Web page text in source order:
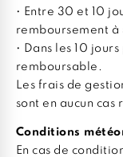
• Entre 30 et 10
remboursement à
• Dans les 10
remboursable.
Les frais de
sont en aucun cas
Conditions
En cas de